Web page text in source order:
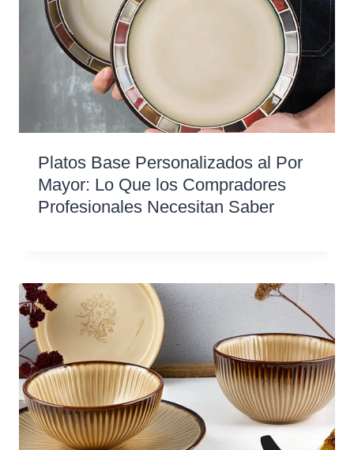
Platos Base Personalizados al Por
Mayor: Lo Que los Compradores
Profesionales Necesitan Saber